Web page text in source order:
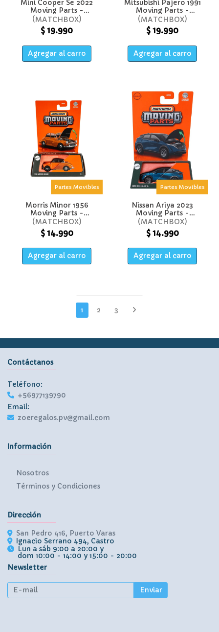
Mini Cooper Se 2022
Moving Parts -
Matchbox
MATCHBOX
$ 19.990
Agregar al carro
Mitsubishi Pajero 1991
Moving Parts -
Matchbox
MATCHBOX
$ 19.990
Agregar al carro
Partes Movibles
Morris Minor 1956
Moving Parts -
Matchbox
MATCHBOX
$ 14.990
Agregar al carro
Partes Movibles
Nissan Ariya 2023
Moving Parts -
Matchbox
MATCHBOX
$ 14.990
Agregar al carro
1 2 3
Contáctanos
Teléfono:
+56977139790
Email:
zoeregalos.pv@gmail.com
Información
Nosotros
Términos y Condiciones
Dirección
San Pedro 416, Puerto Varas
Ignacio Serrano 494, Castro
Lun a sáb 9:00 a 20:00 y
dom 10:00 - 14:00 y 15:00 - 20:00
Newsletter
Enviar